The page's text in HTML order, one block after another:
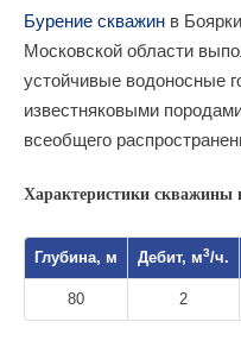
Бурение скважин в
Московской области
устойчивые водоносные
известняковыми
всеобщего
Характеристики скважины
Глубина, м Дебит, м3/ч.
80 2